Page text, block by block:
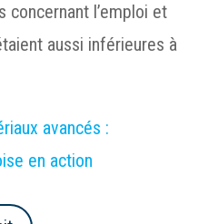
concernant l’emploi et
aussi inférieures à
avancés :
en action